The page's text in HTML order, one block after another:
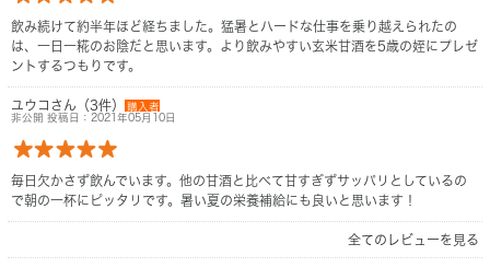
飲み続けて約半年ほど経ちました。猛暑とハードな仕事を乗り越えられたの
は、一日一糀のお陰だと思います。より飲みやすい玄米甘酒を5歳の姪にプレゼ
ントするつもりです。
ユウコさん（3件）
購入者
非公開 投稿日：2021年05月10日
毎日欠かさず飲んでいます。他の甘酒と比べて甘すぎずサッパリとしているの
で朝の一杯にピッタリです。暑い夏の栄養補給にも良いと思います！
全てのレビューを見る